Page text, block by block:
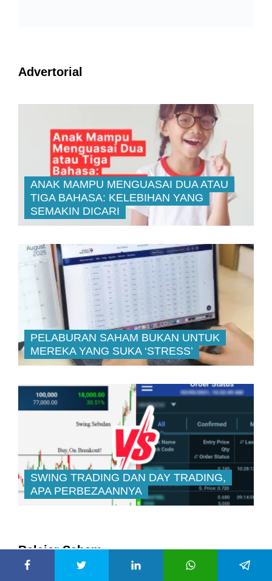
Advertorial
ANAK MAMPU MENGUASAI DUA ATAU
TIGA BAHASA: KELEBIHAN YANG
SEMAKIN DICARI
PELABURAN SAHAM BUKAN UNTUK
MEREKA YANG SUKA ‘STRESS’
SWING TRADING DAN DAY TRADING,
APA PERBEZAANNYA
Belajar Saham